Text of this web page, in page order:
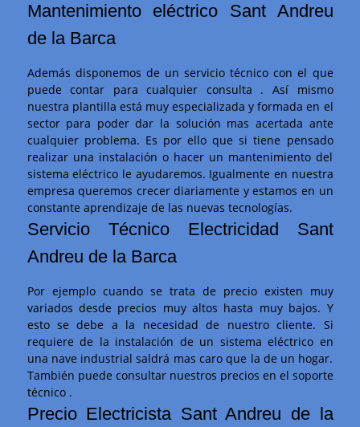
Mantenimiento eléctrico Sant Andreu
de la Barca
Además disponemos de un servicio técnico con el que
puede contar para cualquier consulta . Así mismo
nuestra plantilla está muy especializada y formada en el
sector para poder dar la solución mas acertada ante
cualquier problema. Es por ello que si tiene pensado
realizar una instalación o hacer un mantenimiento del
sistema eléctrico le ayudaremos. Igualmente en nuestra
empresa queremos crecer diariamente y estamos en un
constante aprendizaje de las nuevas tecnologías.
Servicio Técnico Electricidad Sant
Andreu de la Barca
Por ejemplo cuando se trata de precio existen muy
variados desde precios muy altos hasta muy bajos. Y
esto se debe a la necesidad de nuestro cliente. Si
requiere de la instalación de un sistema eléctrico en
una nave industrial saldrá mas caro que la de un hogar.
También puede consultar nuestros precios en el soporte
técnico .
Precio Electricista Sant Andreu de la